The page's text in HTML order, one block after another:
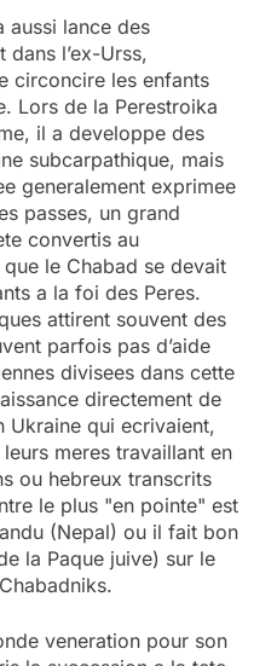
aussi lance des
dans l’ex-Urss,
circoncire les enfants
Lors de la Perestroika
il a developpe des
subcarpathique, mais
generalement exprimee
passes, un grand
convertis au
le Chabad se devait
a la foi des Peres.
attirent souvent des
parfois pas d’aide
divisees dans cette
directement de
Ukraine qui ecrivaient,
meres travaillant en
ou hebreux transcrits
le plus "en pointe" est
(Nepal) ou il fait bon
la Paque juive) sur le
veneration pour son